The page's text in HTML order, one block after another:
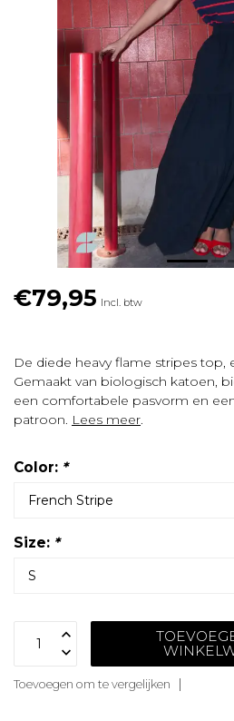
€79,95 Incl. btw
De diede heavy flame stripes top,
Gemaakt van biologisch katoen,
een comfortabele pasvorm en
patroon. Lees meer.
Color: *
Size: *
Toevoegen om te vergelijken